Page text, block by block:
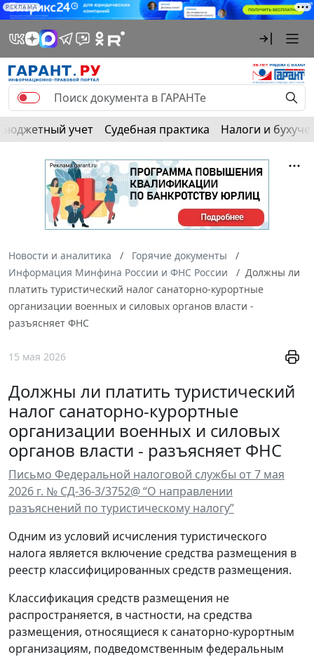
РЕКЛАМА
Бюджетный учет Судебная практика Налоги и
Новости и аналитика
Горячие документы
Информация Минфина России и ФНС России
Должны ли
платить туристический налог санаторно-курортные
организации военных и силовых органов власти -
разъясняет ФНС
15 мая 2026
Должны ли платить туристический
налог санаторно-курортные
организации военных и силовых
органов власти - разъясняет ФНС
Письмо Федеральной налоговой службы от 7 мая
2026 г. № СД-36-3/3752@ “О направлении
разъяснений по туристическому налогу”
Одним из условий исчисления туристического
налога является включение средства размещения в
реестр классифицированных средств размещения.
Классификация средств размещения не
распространяется, в частности, на средства
размещения, относящиеся к санаторно-курортным
организациям, подведомственным федеральным